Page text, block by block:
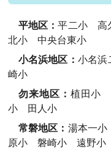
平地区：平二小 高
北小 中央台東小
小名浜地区： 小名
崎小
勿来地区： 植田小
小 田人小
常磐地区： 湯本一
原小磐崎小 遠野小